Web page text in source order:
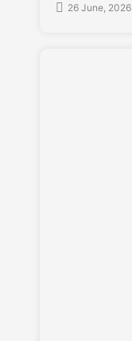
26 June, 2026